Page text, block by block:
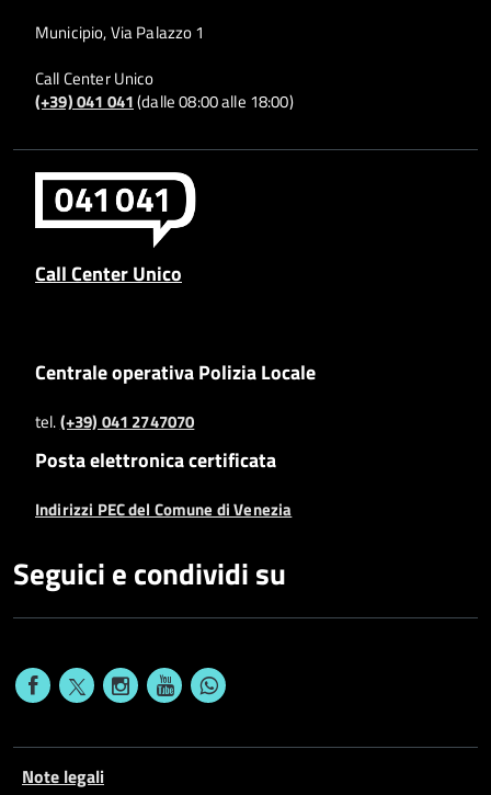
Municipio, Via Palazzo 1
Call Center Unico
(+39) 041 041(dalle 08:00 alle 18:00)
Call Center Unico
Centrale operativa Polizia Locale
tel.(+39) 041 2747070
Posta elettronica certificata
Indirizzi PEC del Comune di Venezia
Seguici e condividi su
Note legali